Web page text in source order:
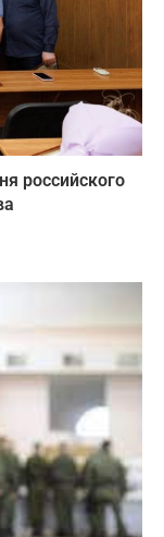
российского